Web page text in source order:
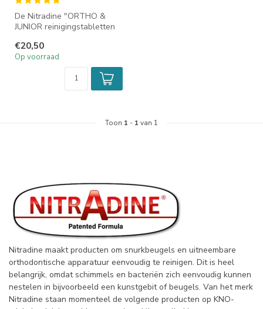
De Nitradine "ORTHO &
JUNIOR reinigingstabletten
reinigen ...
€20,50
Op voorraad
Toon 1 - 1 van 1
Nitradine maakt producten om snurkbeugels en uitneembare
orthodontische apparatuur eenvoudig te reinigen. Dit is heel
belangrijk, omdat schimmels en bacteriën zich eenvoudig kunnen
nestelen in bijvoorbeeld een kunstgebit of beugels. Van het merk
Nitradine staan momenteel de volgende producten op KNO-